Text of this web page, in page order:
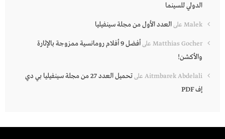
الدولي للسينما
Malek علىالعدد الأول من مجلة سينفيليا
Matthias Gocher على
أفضل 9 أفلام رومانسية ممزوجة بالإثارة
والأكشن!
Aitmbarek Abdelali على
تحميل العدد 27 من مجلة سينفيليا بي دي
إف PDF